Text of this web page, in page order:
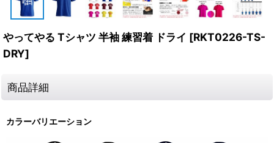
やってやる Tシャツ 半袖 練習着 ドライ [RKT0226-TS-
DRY]
商品詳細
カラーバリエーション